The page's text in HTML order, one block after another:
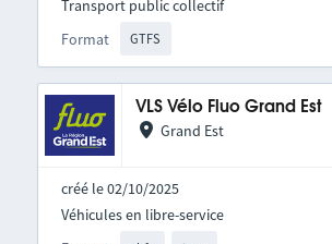
Format GTFS
Transport public collectif
VLS Vélo Fluo Grand Est
Grand Est
créé le 02/10/2025
Véhicules en libre-service